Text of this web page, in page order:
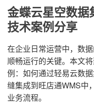
金蝶云星空数
技术案例分享
在企业日常运营中，数
顺畅运行的关键。本文
例：如何通过轻易云数
缝集成到旺店通WMS中
业务流程。